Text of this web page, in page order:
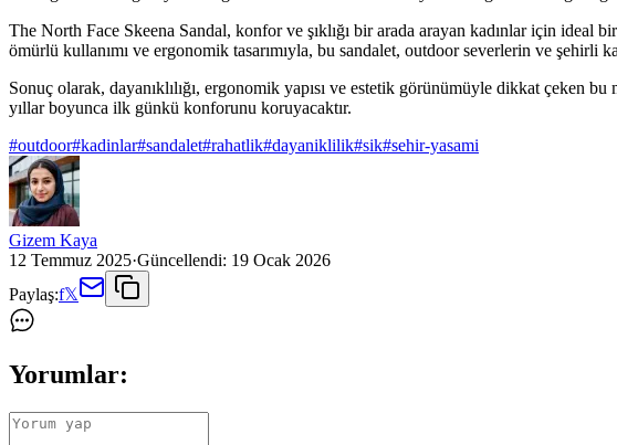
The North Face Skeena Sandal, konfor ve şıklığı bir arada arayan kadınlar için
ömürlü kullanımı ve ergonomik tasarımıyla, bu sandalet, outdoor severlerin ve şehirli
Sonuç olarak, dayanıklılığı, ergonomik yapısı ve estetik görünümüyle dikkat çeken
yıllar boyunca ilk günkü konforunu koruyacaktır.
#outdoor#kadinlar#sandalet#rahatlik#dayaniklilik#sik#sehir-yasami
Gizem Kaya
12 Temmuz 2025·Güncellendi: 19 Ocak 2026
Paylaş:f𝕏
Yorumlar: